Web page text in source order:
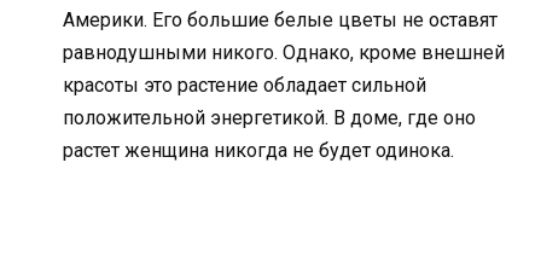
Америки. Его большие белые цветы не оставят
равнодушными никого. Однако, кроме внешней
красоты это растение обладает сильной
положительной энергетикой. В доме, где оно
растет женщина никогда не будет одинока.